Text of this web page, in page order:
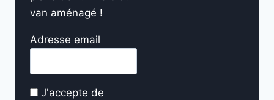
van aménagé !
Adresse email
J'accepte de